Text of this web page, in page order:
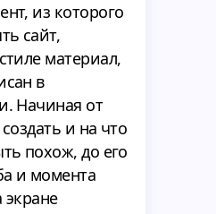
из которого
сайт,
материал,
в
Начиная от
и на что
похож, до его
и момента
экране